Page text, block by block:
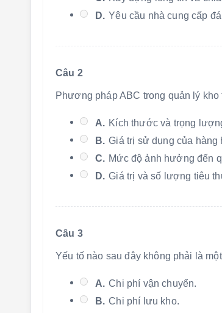
D. Yêu cầu nhà cung cấp
Câu 2
Phương pháp ABC trong quản lý
A. Kích thước và trọng
B. Giá trị sử dụng của hàng
C. Mức độ ảnh hưởng đến
D. Giá trị và số lượng tiêu
Câu 3
Yếu tố nào sau đây không phải là
A. Chi phí vận chuyển.
B. Chi phí lưu kho.